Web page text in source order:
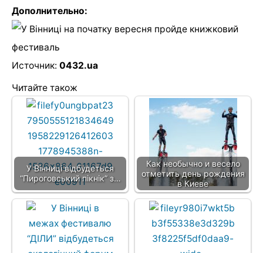
Дополнительно:
Источник: 0432.ua
Читайте також
У Вінниці відбудеться
“Пироговський пікнік” з…
Как необычно и весело
отметить день рождения
в Киеве